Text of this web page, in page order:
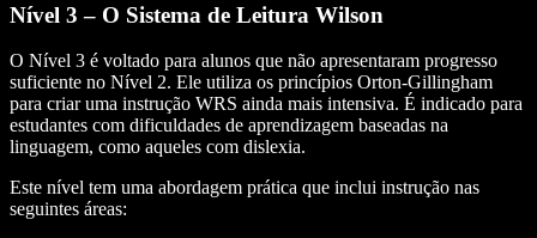
Nível 3 – O Sistema de Leitura Wilson
O Nível 3 é voltado para alunos que não apresentaram progresso
suficiente no Nível 2. Ele utiliza os princípios Orton-Gillingham
para criar uma instrução WRS ainda mais intensiva. É indicado para
estudantes com dificuldades de aprendizagem baseadas na
linguagem, como aqueles com dislexia.
Este nível tem uma abordagem prática que inclui instrução nas
seguintes áreas: